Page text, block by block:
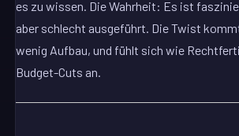
es zu wissen. Die Wahrheit: Es ist
aber schlecht ausgeführt. Die Twist
wenig Aufbau, und fühlt sich wie
Budget-Cuts an.